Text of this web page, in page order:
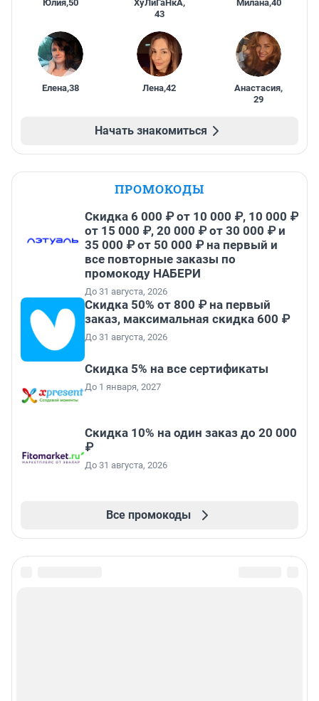
Юлия,50 ХуЛиГаНкА,
43
Милана,40
Елена,38 Лена,42 Анастасия,
29
Начать знакомиться
ПРОМОКОДЫ
Скидка 6 000 ₽ от 10 000 ₽, 10 000 ₽
от 15 000 ₽, 20 000 ₽ от 30 000 ₽ и
35 000 ₽ от 50 000 ₽ на первый и
все повторные заказы по
промокоду НАБЕРИ
До 31 августа, 2026
Скидка 50% от 800 ₽ на первый
заказ, максимальная скидка 600 ₽
До 31 августа, 2026
Скидка 5% на все сертификаты
До 1 января, 2027
Скидка 10% на один заказ до 20 000
₽
До 31 августа, 2026
Все промокоды